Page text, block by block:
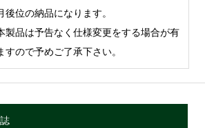
後位の納品になります。
製品は予告なく仕様変更をする場合が有
すので予めご了承下さい。